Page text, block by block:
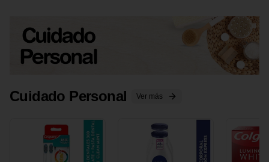
Cuidado Personal Ver más